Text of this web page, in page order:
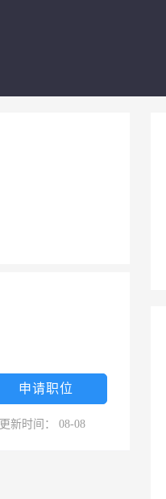
申请职位
更新时间： 08-08